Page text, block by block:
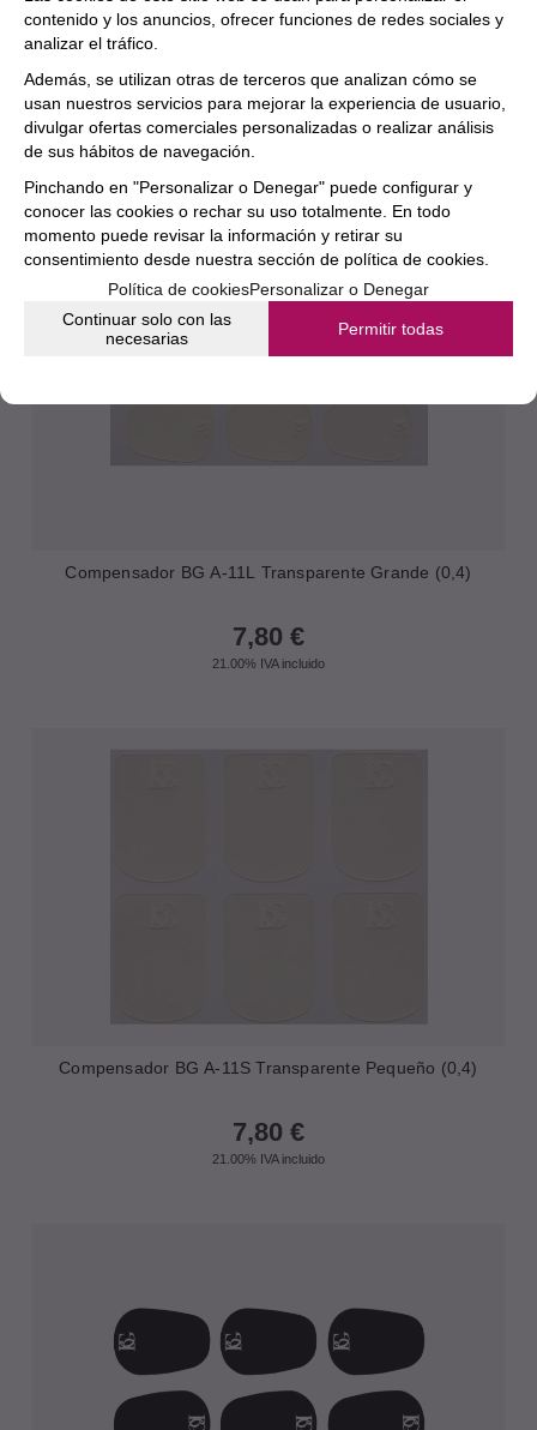
Compensador BG A-11L Transparente Grande (0,4)
7,80 €
21.00% IVA incluido
Compensador BG A-11S Transparente Pequeño (0,4)
7,80 €
21.00% IVA incluido
contenido y los anuncios, ofrecer funciones de redes sociales y
analizar el tráfico.
Además, se utilizan otras de terceros que analizan cómo se
usan nuestros servicios para mejorar la experiencia de usuario,
divulgar ofertas comerciales personalizadas o realizar análisis
de sus hábitos de navegación.
Pinchando en "Personalizar o Denegar" puede configurar y
conocer las cookies o rechar su uso totalmente. En todo
momento puede revisar la información y retirar su
consentimiento desde nuestra sección de política de cookies.
Política de cookiesPersonalizar o Denegar
Continuar solo con las
necesarias
Permitir todas